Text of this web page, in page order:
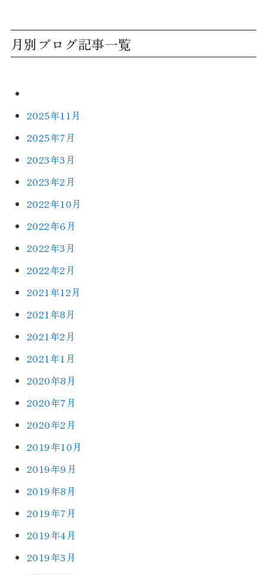
月別ブログ記事一覧
2025年11月
2025年7月
2023年3月
2023年2月
2022年10月
2022年6月
2022年3月
2022年2月
2021年12月
2021年8月
2021年2月
2021年1月
2020年8月
2020年7月
2020年2月
2019年10月
2019年9月
2019年8月
2019年7月
2019年4月
2019年3月